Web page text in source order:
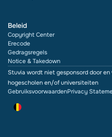
Beleid
Copyright Center
Erecode
Gedragsregels
Notice & Takedown
Stuvia wordt niet gesponsord door
hogescholen en/of universiteiten
GebruiksvoorwaardenPrivacy